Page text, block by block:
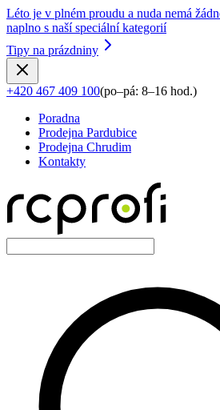
Léto je v plném proudu a nuda nemá
naplno s naší speciální kategorií
Tipy na prázdniny
+420 467 409 100(po–pá: 8–16 hod.)
Poradna
Prodejna Pardubice
Prodejna Chrudim
Kontakty